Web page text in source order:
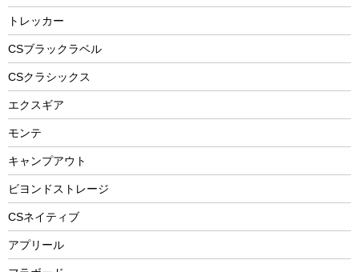
ステンレスボトル
フードボトル
トレー
ランチョンマット
ランチボックス
スプレー関係
ツール、他
エアーポンプ
アクセサリー
自転車ウェア
パラソル
フローティングベスト
ヘルメット
エアーポンプ
ビーチテント
ウィンター
スノーシュー
防寒ウェア
トレッキング
防災用品
トレッカー
CSブラックラベル
CSクラシックス
エクスギア
モンテ
キャンプアウト
ビヨンドストレージ
CSネイティブ
アプリール